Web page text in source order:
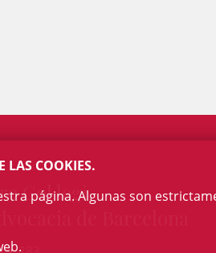
Col·legi
LAS COOKIES.
página. Algunas son